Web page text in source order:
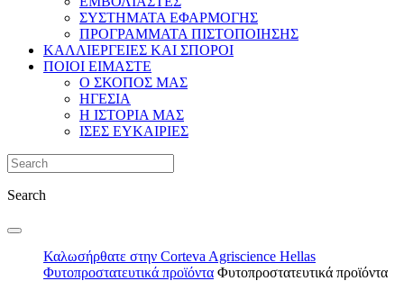
ΣΥΣΤΗΜΑΤΑ ΕΦΑΡΜΟΓΗΣ
ΠΡΟΓΡΑΜΜΑΤΑ ΠΙΣΤΟΠΟΙΗΣΗΣ
ΚΑΛΛΙΕΡΓΕΙΕΣ ΚΑΙ ΣΠΟΡΟΙ
ΠΟΙΟΙ ΕΙΜΑΣΤΕ
Ο ΣΚΟΠΟΣ ΜΑΣ
ΗΓΕΣΙΑ
Η ΙΣΤΟΡΙΑ ΜΑΣ
ΙΣΕΣ ΕΥΚΑΙΡΙΕΣ
Search
Καλωσήρθατε στην Corteva Agriscience Hellas
Φυτοπροστατευτικά προϊόντα Φυτοπροστατευτικά προϊόντα